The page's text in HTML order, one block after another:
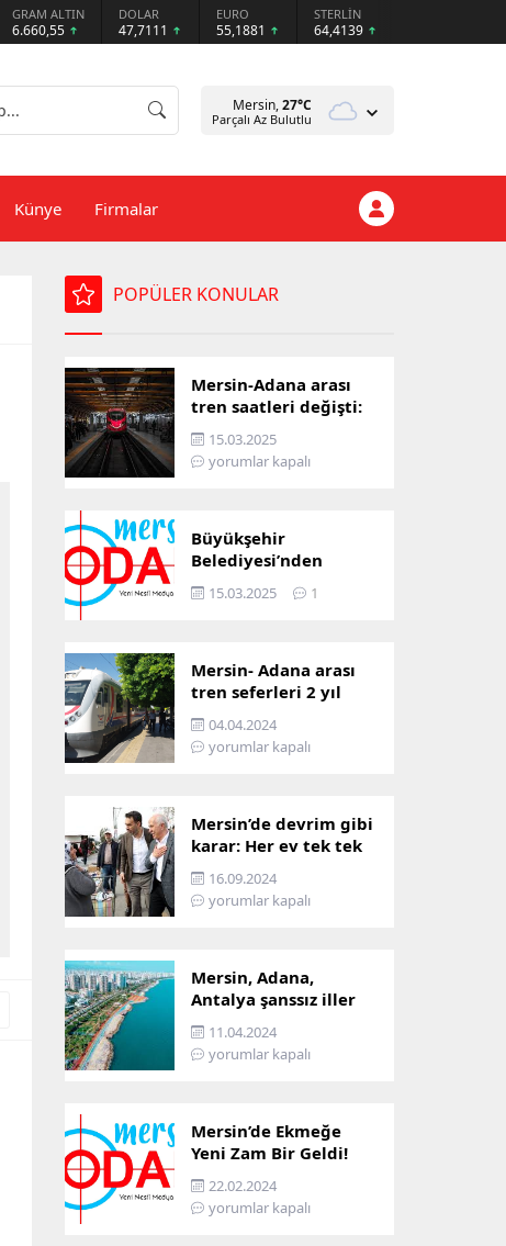
GRAM ALTIN
6.660,55
DOLAR
47,7111
EURO
55,1881
STERLİN
64,4139
Mersin,27°C
Parçalı Az Bulutlu
Künye Firmalar
POPÜLER KONULAR
Mersin-Adana arası
tren saatleri değişti:
İşte yeni ulaşım listesi
15.03.2025
yorumlar kapalı
Büyükşehir
Belediyesi’nden
Mersin ve Adana arası
ulaşım başladı
15.03.2025 1
Mersin- Adana arası
tren seferleri 2 yıl
boyunca
çalışmayacak
04.04.2024
yorumlar kapalı
Mersin’de devrim gibi
karar: Her ev tek tek
incelenecek!
16.09.2024
yorumlar kapalı
Mersin, Adana,
Antalya şanssız iller
arasına girdi: İşte
sebebi…
11.04.2024
yorumlar kapalı
Mersin’de Ekmeğe
Yeni Zam Bir Geldi!
İşte Mersin’in Zamlı
Ekmek Fiyatı!
22.02.2024
yorumlar kapalı